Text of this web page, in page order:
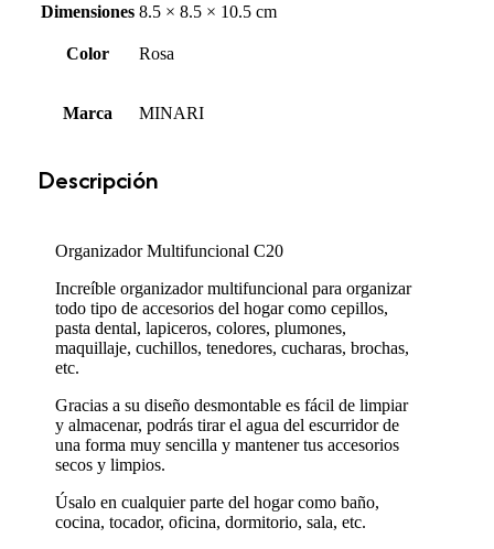
Dimensiones 8.5 × 8.5 × 10.5 cm
Color Rosa
Marca MINARI
Descripción
Organizador Multifuncional C20
Increíble organizador multifuncional para organizar
todo tipo de accesorios del hogar como cepillos,
pasta dental, lapiceros, colores, plumones,
maquillaje, cuchillos, tenedores, cucharas, brochas,
etc.
Gracias a su diseño desmontable es fácil de limpiar
y almacenar, podrás tirar el agua del escurridor de
una forma muy sencilla y mantener tus accesorios
secos y limpios.
Úsalo en cualquier parte del hogar como baño,
cocina, tocador, oficina, dormitorio, sala, etc.